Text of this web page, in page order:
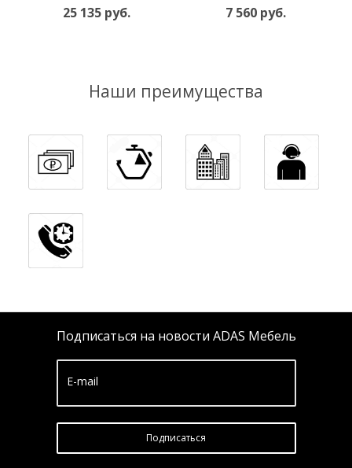
25 135 руб. 7 560 руб.
Наши преимущества
Подписаться на новости ADAS Мебель
E-mail
Подписатьcя